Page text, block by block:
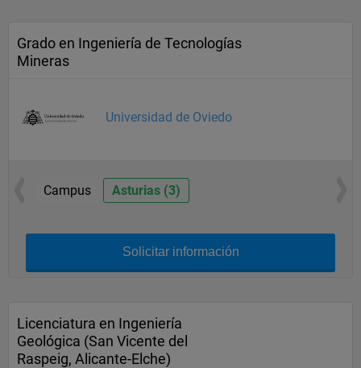
Grado en Ingeniería de Tecnologías
Mineras
Universidad de Oviedo
Campus Asturias (3)
Solicitar información
Licenciatura en Ingeniería
Geológica (San Vicente del
Raspeig, Alicante-Elche)